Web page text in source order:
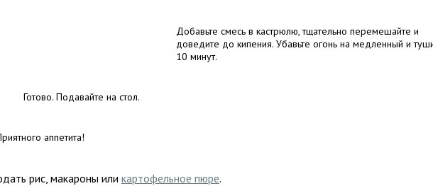
Добавьте смесь в кастрюлю, тщательно перемешайте и
доведите до кипения. Убавьте огонь на медленный и
10 минут.
Готово. Подавайте на стол.
аппетита!
рис, макароны или картофельное пюре.